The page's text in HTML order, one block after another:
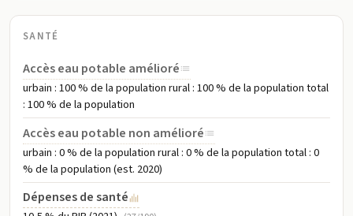
SANTÉ
Accès eau potable amélioré
urbain : 100 % de la population rural : 100 % de la population total
: 100 % de la population
Accès eau potable non amélioré
urbain : 0 % de la population rural : 0 % de la population total : 0
% de la population (est. 2020)
Dépenses de santé